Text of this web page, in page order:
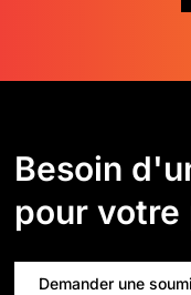
Besoin
pour votre
Demander une